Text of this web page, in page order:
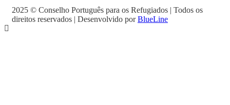
2025 © Conselho Português para os Refugiados | Todos os
direitos reservados | Desenvolvido porBlueLine